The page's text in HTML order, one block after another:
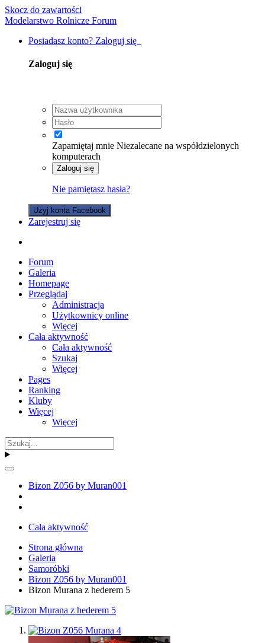
Skocz do zawartości
Modelarstwo Rolnicze Forum
Posiadasz konto? Zaloguj się
Zaloguj się
Zapamiętaj mnie Niezalecane na współdzielonych
komputerach
Zaloguj się
Nie pamiętasz hasła?
Użyj konta Facebook
Zarejestruj się
Forum
Galeria
Homepage
Przeglądaj
Administracja
Użytkownicy online
Więcej
Cała aktywność
Cała aktywność
Szukaj
Więcej
Pages
Ranking
Kluby
Więcej
Więcej
Bizon Z056 by Muran001
Cała aktywność
Strona główna
Galeria
Samoróbki
Bizon Z056 by Muran001
Bizon Murana z hederem 5